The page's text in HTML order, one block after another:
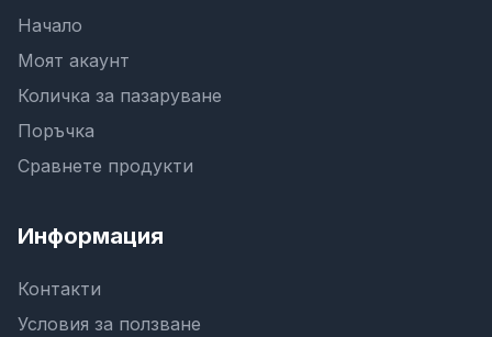
Начало
Моят акаунт
Количка за пазаруване
Поръчка
Сравнете продукти
Информация
Контакти
Условия за ползване